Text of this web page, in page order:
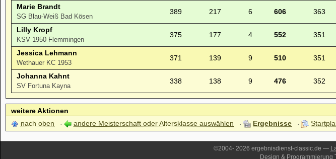
Marie Brandt
SG Blau-Weiß Bad Kösen
389 217 6 606 363
Lilly Kropf
KSV 1950 Flemmingen
375 177 4 552 351
Jessica Lehmann
Wethauer KC 1953
371 139 9 510 351
Johanna Kahnt
SV Fortuna Kayna
338 138 9 476 352
weitere Aktionen
nach oben
andere Meisterschaft oder Altersklasse auswählen Ergebnisse
©2004- 2026 ergebnisdienst-classic.de —
Design & Programmierung